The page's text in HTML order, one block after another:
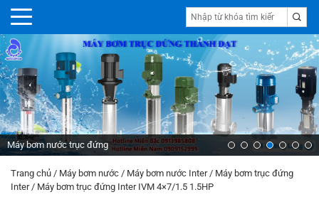
Máy bơm nước trục đứng
Trang chủ / Máy bơm nước / Máy bơm nước Inter/ Máy bơm trục đứng
Inter/ Máy bơm trục đứng Inter IVM 4×7/1.5 1.5HP